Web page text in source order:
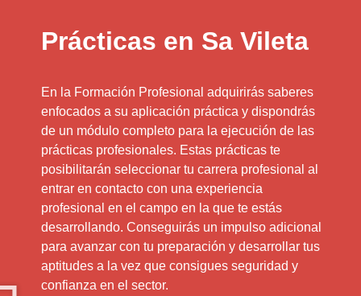
Prácticas en Sa Vileta
En la Formación Profesional adquirirás saberes
enfocados a su aplicación práctica y dispondrás
de un módulo completo para la ejecución de las
prácticas profesionales. Estas prácticas te
posibilitarán seleccionar tu carrera profesional al
entrar en contacto con una experiencia
profesional en el campo en la que te estás
desarrollando. Conseguirás un impulso adicional
para avanzar con tu preparación y desarrollar tus
aptitudes a la vez que consigues seguridad y
confianza en el sector.